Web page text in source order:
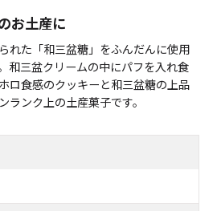
お土産に
れた「和三盆糖」をふんだんに使用
和三盆クリームの中にパフを入れ食
ロ食感のクッキーと和三盆糖の上品
ランク上の土産菓子です。